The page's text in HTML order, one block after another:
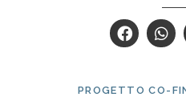
PROGETTO CO-